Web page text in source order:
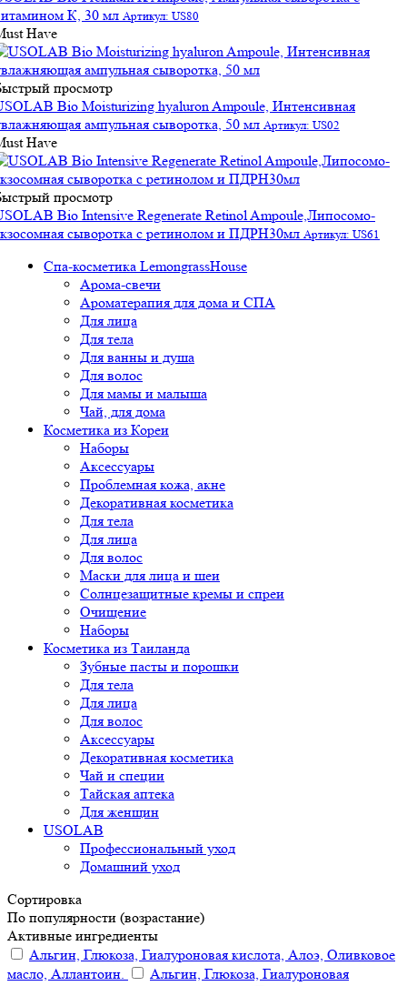
К, 30 мл Артикул: US80
Have
просмотр
Bio Moisturizing hyaluron Ampoule, Интенсивная
ампульная сыворотка, 50 мл Артикул: US02
Have
просмотр
Bio Intensive Regenerate Retinol Ampoule,Липосомо-
сыворотка с ретинолом и ПДРН30мл Артикул: US61
Спа-косметика LemongrassHouse
Арома-свечи
Ароматерапия для дома и СПА
Для лица
Для тела
Для ванны и душа
Для волос
Для мамы и малыша
Чай, для дома
Косметика из Кореи
Наборы
Аксессуары
Проблемная кожа, акне
Декоративная косметика
Для тела
Для лица
Для волос
Маски для лица и шеи
Солнцезащитные кремы и спреи
Очищение
Наборы
Косметика из Таиланда
Зубные пасты и порошки
Для тела
Для лица
Для волос
Аксессуары
Декоративная косметика
Чай и специи
Тайская аптека
Для женщин
USOLAB
Профессиональный уход
Домашний уход
Сортировка
По популярности (возрастание)
Активные ингредиенты
Альгин, Глюкоза, Гиалуроновая кислота, Алоэ, Оливковое
масло, Аллантоин.
Альгин, Глюкоза, Гиалуроновая